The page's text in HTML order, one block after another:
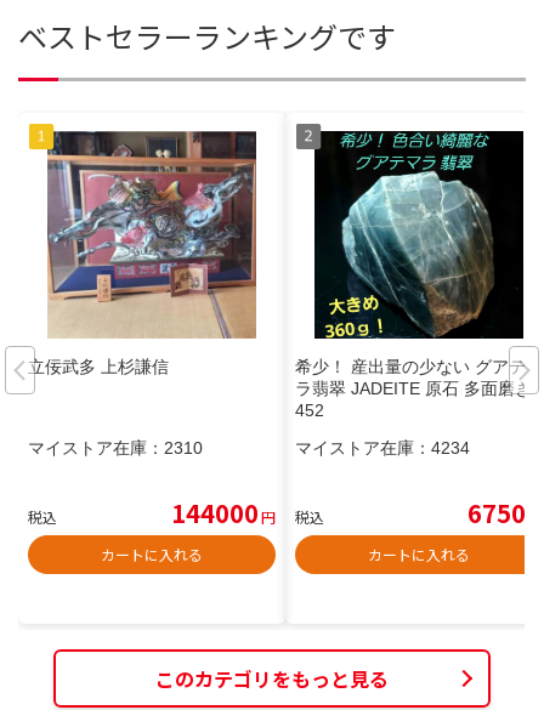
ベストセラーランキングです
立佞武多 上杉謙信
マイストア在庫： 2310
税込 144000円
カートに入れる
希少！ 産出量の少ない グアテマ
ラ翡翠 JADEITE 原石 多面磨き
452
マイストア在庫： 4234
税込 6750
カートに入れる
このカテゴリをもっと見る